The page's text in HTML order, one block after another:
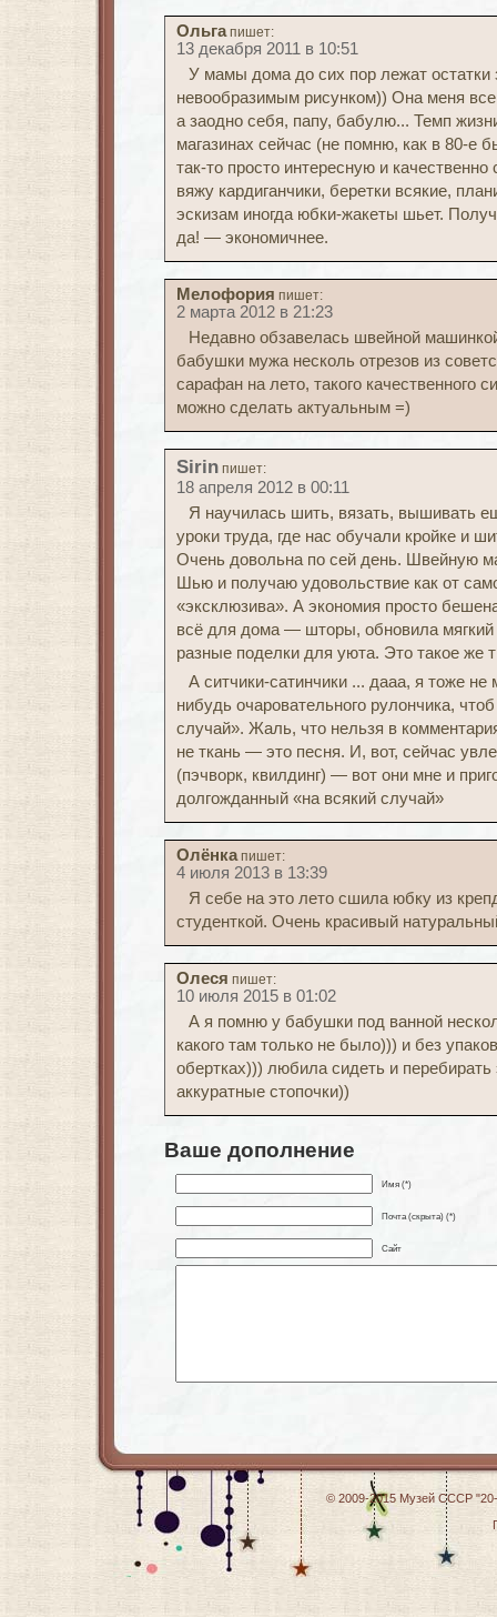
Ольга пишет:
13 декабря 2011 в 10:51
У мамы дома до сих пор лежат остатки
невообразимым рисунком)) Она меня
а заодно себя, папу, бабулю... Темп
магазинах сейчас (не помню, как в 80-е
так-то просто интересную и
вяжу кардиганчики, беретки всякие,
эскизам иногда юбки-жакеты шьет.
да! — экономичнее.
Мелофория пишет:
2 марта 2012 в 21:23
Недавно обзавелась швейной
бабушки мужа несколь отрезов из
сарафан на лето, такого качественного
можно сделать актуальным =)
Sirin пишет:
18 апреля 2012 в 00:11
Я научилась шить, вязать, вышивать
уроки труда, где нас обучали кройке и
Очень довольна по сей день. Швейную
Шью и получаю удовольствие как от
«эксклюзива». А экономия просто
всё для дома — шторы, обновила мягкий
разные поделки для уюта. Это такое же
А ситчики-сатинчики ... дааа, я тоже не
нибудь очаровательного рулончика,
случай». Жаль, что нельзя в
не ткань — это песня. И, вот, сейчас
(пэчворк, квилдинг) — вот они мне и
долгожданный «на всякий случай»
Олёнка пишет:
4 июля 2013 в 13:39
Я себе на это лето сшила юбку из
студенткой. Очень красивый
Олеся пишет:
10 июля 2015 в 01:02
А я помню у бабушки под ванной
какого там только не было))) и без
обертках))) любила сидеть и перебирать
аккуратные стопочки))
Ваше дополнение
Имя (*)
Почта (скрыта) (*)
Сайт
© 2009-2015 Музей СССР